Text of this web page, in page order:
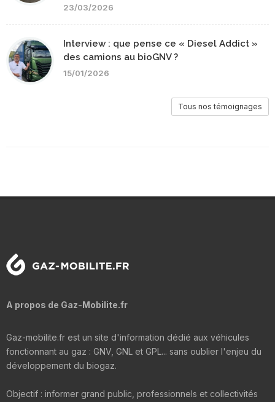
23/03/2026
Interview : que pense ce « Diesel Addict »
des camions au bioGNV ?
15/01/2026
Tous nos témoignages
A propos de Gaz-Mobilite.fr
Gaz-mobilite.fr est un site d'information dédié aux véhicules
fonctionnant au gaz : GNV, GNL et GPL... sans oublier l'enjeu du
développement du biogaz.
Objectif : informer grand public, professionnels et collectivités